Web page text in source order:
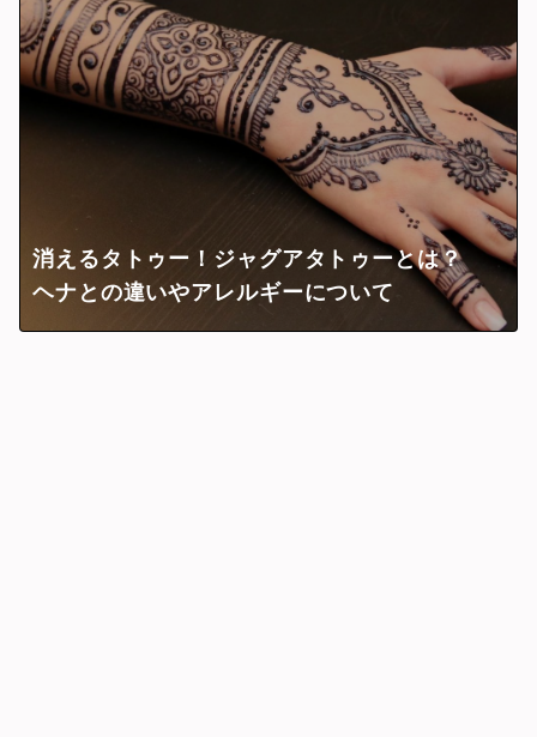
消えるタトゥー！ジャグアタトゥーとは？
ヘナとの違いやアレルギーについて